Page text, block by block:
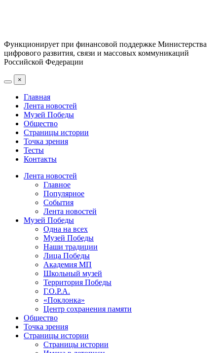
Функционирует при финансовой поддержке Министерства
цифрового развития, связи и массовых коммуникаций
Российской Федерации
×
Главная
Лента новостей
Музей Победы
Общество
Страницы истории
Точка зрения
Тесты
Контакты
Лента новостей
Главное
Популярное
События
Лента новостей
Музей Победы
Одна на всех
Музей Победы
Наши традиции
Лица Победы
Академия МП
Школьный музей
Территория Победы
Г.О.Р.А.
«Поклонка»
Центр сохранения памяти
Общество
Точка зрения
Страницы истории
Страницы истории